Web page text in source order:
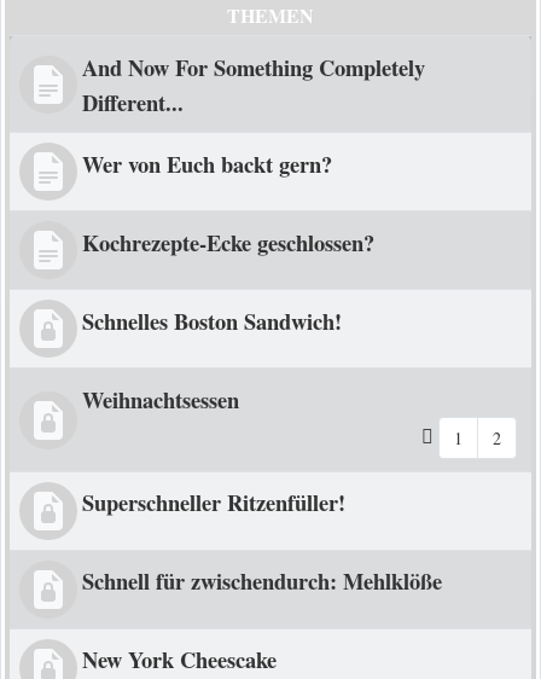
THEMEN
And Now For Something Completely
Different...
Wer von Euch backt gern?
Kochrezepte-Ecke geschlossen?
Schnelles Boston Sandwich!
Weihnachtsessen
1 2
Superschneller Ritzenfüller!
Schnell für zwischendurch: Mehlklöße
New York Cheescake